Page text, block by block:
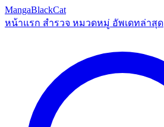
MangaBlackCat
หน้าแรก สำรวจ หมวดหมู่ อัพเดทล่าสุด